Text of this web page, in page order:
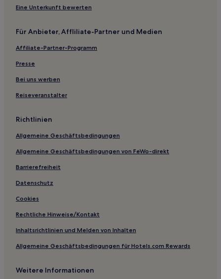
3-Sterne-Hotels in Azabu-Juban
5-Sterne-Hotels in Chiyoda
Hotels nahe Park Soshigaya
Hotels nahe Station Soshigaya-Okura
Hotels nahe Hitotsubashi Universität
Hotels nahe Station Sakura-Shinmachi
Hotels nahe Bahnhof Mitaka
Hotels nahe Bahnhof Kitano
Hotels nahe Bahnhof Naganuma
Koganei Hotels
Hotels nahe Edo-Tokyo-Freiluftmuseum
Kokuryo: Hotels
Hotels nahe Station Komae
Hotels nahe Station Musashi-Sakai
Hotels nahe Bahnhof Seiseki-Sakuragaoka
Eine Unterkunft bewerten
Für Anbieter, Affliliate-Partner und Medien
Affiliate-Partner-Programm
Presse
Bei uns werben
Reiseveranstalter
Richtlinien
Allgemeine Geschäftsbedingungen
Allgemeine Geschäftsbedingungen von FeWo-direkt
Barrierefreiheit
Datenschutz
Cookies
Rechtliche Hinweise/Kontakt
Inhaltsrichtlinien und Melden von Inhalten
Allgemeine Geschäftsbedingungen für Hotels.com Rewards
Weitere Informationen